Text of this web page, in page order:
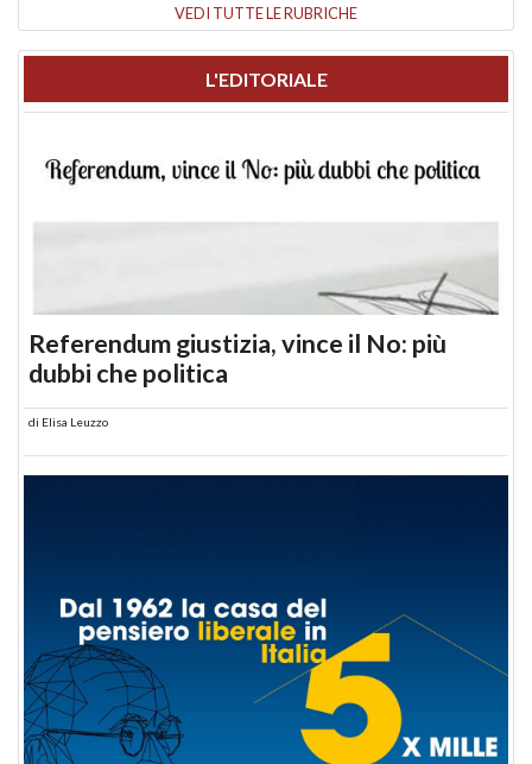
VEDI TUTTE LE RUBRICHE
L'EDITORIALE
Referendum giustizia, vince il No: più
dubbi che politica
di Elisa Leuzzo